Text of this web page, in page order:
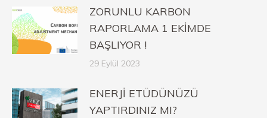
ZORUNLU KARBON
RAPORLAMA 1 EKİMDE
BAŞLIYOR !
29 Eylül 2023
ENERJİ ETÜDÜNÜZÜ
YAPTIRDINIZ MI?